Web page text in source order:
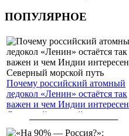
ПОПУЛЯРНОЕ
Почему российский атомный
ледокол «Ленин» остаётся так
важен и чем Индии интересен
Северный морской путь